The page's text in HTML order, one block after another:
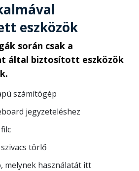
eszközök
során csak a
által biztosított eszközök
számítógép
jegyzeteléshez
törlő
melynek használatát itt